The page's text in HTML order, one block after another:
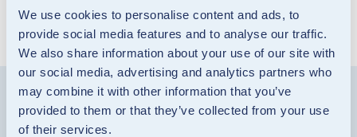
We use cookies to personalise content and ads, to
provide social media features and to analyse our traffic.
We also share information about your use of our site with
our social media, advertising and analytics partners who
may combine it with other information that you’ve
provided to them or that they’ve collected from your use
of their services.
Woudenberg - Hybride 36 - 40 uur